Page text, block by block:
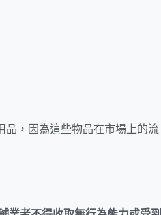
，因為這些物品在市場上的流